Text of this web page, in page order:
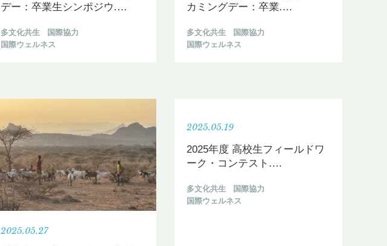
デー：卒業生シンポジウ.…
多文化共生
国際協力
国際ウェルネス
カミングデー：卒業.…
多文化共生
国際協力
国際ウェルネス
2025.05.27
2025.05.19
2025年度 高校生フィールドワ
ーク・コンテスト.…
多文化共生
国際協力
国際ウェルネス